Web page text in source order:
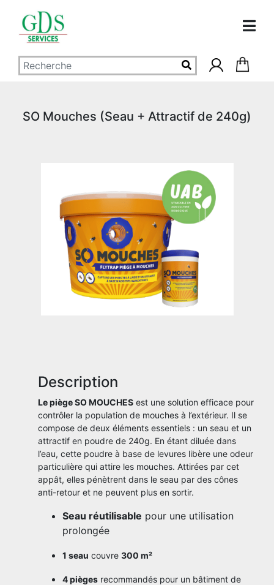
SO Mouches (Seau + Attractif de 240g)
Description
Le piège SO MOUCHES est une solution efficace pour
contrôler la population de mouches à l’extérieur. Il se
compose de deux éléments essentiels : un seau et un
attractif en poudre de 240g. En étant diluée dans
l’eau, cette poudre à base de levures libère une odeur
particulière qui attire les mouches. Attirées par cet
appât, elles pénètrent dans le seau par des cônes
anti-retour et ne peuvent plus en sortir.
Seau réutilisable pour une utilisation
prolongée
1 seau couvre 300 m²
4 pièges recommandés pour un bâtiment de